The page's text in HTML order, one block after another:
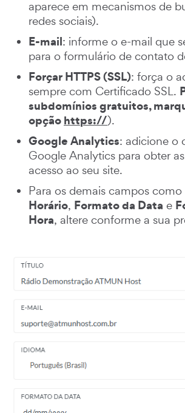
aparece em mecanismos de
redes sociais).
E-mail: informe o e-mail que
para o formulário de contato
Forçar HTTPS (SSL): força o
sempre com Certificado SSL.
subdomínios gratuitos,
opçãohttps://).
Google Analytics: adicione o
Google Analytics para obter
acesso ao seu site.
Para os demais campos como
Horário, Formato da Data e
Hora, altere conforme a sua